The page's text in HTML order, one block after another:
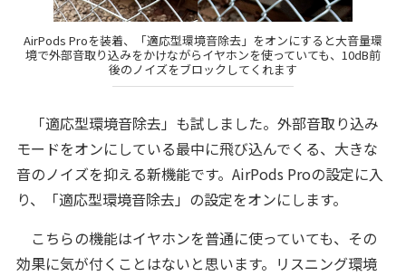
AirPods Proを装着、「適応型環境音除去」をオンにすると大音量環
境で外部音取り込みをかけながらイヤホンを使っていても、10dB前
後のノイズをブロックしてくれます
「適応型環境音除去」も試しました。外部音取り込み
モードをオンにしている最中に飛び込んでくる、大きな
音のノイズを抑える新機能です。AirPods Proの設定に入
り、「適応型環境音除去」の設定をオンにします。
こちらの機能はイヤホンを普通に使っていても、その
効果に気が付くことはないと思います。リスニング環境